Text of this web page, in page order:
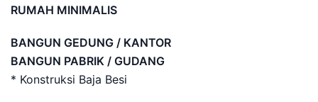
RUMAH MINIMALIS
BANGUN GEDUNG / KANTOR
BANGUN PABRIK / GUDANG
* Konstruksi Baja Besi